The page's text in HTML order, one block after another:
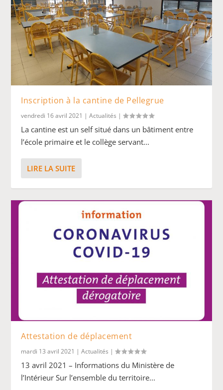
Inscription à la cantine de Pellegrue
vendredi 16 avril 2021 |Actualités |
La cantine est un self situé dans un bâtiment entre
l’école primaire et le collège servant...
LIRE LA SUITE
Attestation de déplacement
mardi 13 avril 2021 |Actualités |
13 avril 2021 – Informations du Ministère de
l’Intérieur Sur l’ensemble du territoire...